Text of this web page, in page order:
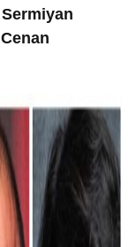
Sermiyan
Cenan